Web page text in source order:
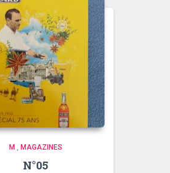
M , MAGAZINES
N°05